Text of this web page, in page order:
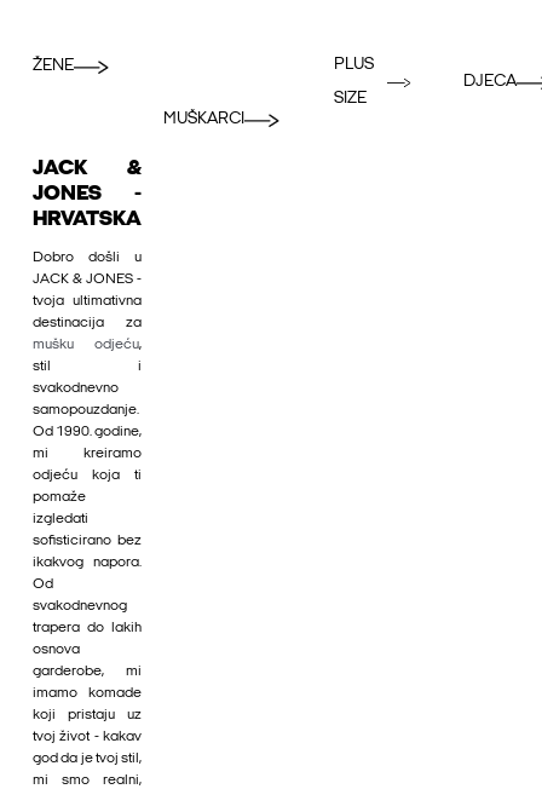
ŽENE
MUŠKARCI
PLUS
SIZE
DJECA
JACK &
JONES -
HRVATSKA
Dobro došli u
JACK & JONES -
tvoja ultimativna
destinacija za
mušku odjeću,
stil i
svakodnevno
samopouzdanje.
Od 1990. godine,
mi kreiramo
odjeću koja ti
pomaže
izgledati
sofisticirano bez
ikakvog napora.
Od
svakodnevnog
trapera do lakih
osnova
garderobe, mi
imamo komade
koji pristaju uz
tvoj život - kakav
god da je tvoj stil,
mi smo realni,